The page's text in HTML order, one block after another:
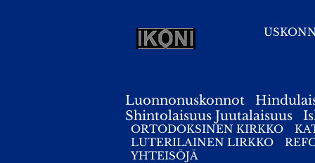
Luonnonuskonnot
Shintolaisuus Juutalaisuus I
ORTODOKSINEN KIRKKO
LUTERILAINEN LIRKKO
YHTEISÖJÄ